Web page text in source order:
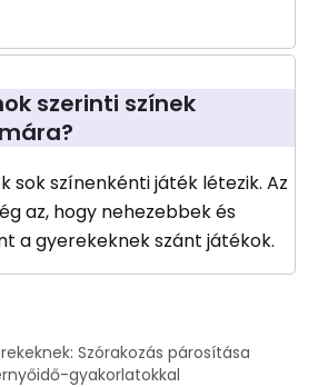
szerinti színek
sok színenkénti játék létezik. Az
az, hogy nehezebbek és
a gyerekeknek szánt játékok.
Szórakozás párosítása
gyakorlatokkal